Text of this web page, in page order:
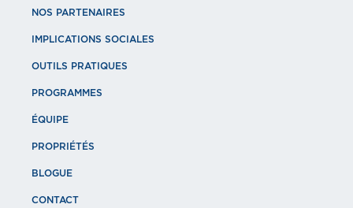
NOS PARTENAIRES
IMPLICATIONS SOCIALES
OUTILS PRATIQUES
PROGRAMMES
ÉQUIPE
PROPRIÉTÉS
BLOGUE
CONTACT